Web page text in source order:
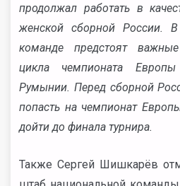
продолжал работать в
женской сборной России.
команде предстоят
цикла чемпионата
Румынии. Перед сборной
попасть на чемпионат
дойти до финала турнира.
Также Сергей Шишкарёв